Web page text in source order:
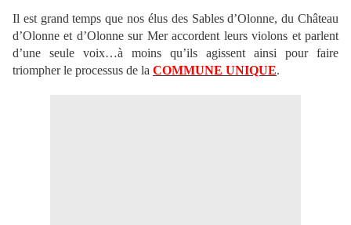
Il est grand temps que nos élus des Sables d’Olonne, du Château
d’Olonne et d’Olonne sur Mer accordent leurs violons et parlent
d’une seule voix…à moins qu’ils agissent ainsi pour faire
triompher le processus de la COMMUNE UNIQUE.